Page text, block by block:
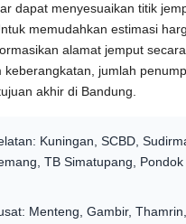
dapat menyesuaikan titik
memudahkan estimasi
alamat jemput
keberangkatan, jumlah
akhir di Bandung.
Kuningan, SCBD,
TB Simatupang, Pondok
Menteng, Gambir, Thamrin,